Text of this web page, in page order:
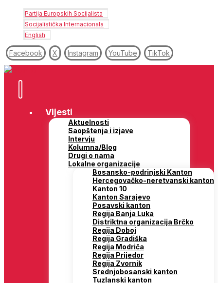
Partija Europskih Socijalista
Socijalistička Internacionala
English
Facebook X Instagram YouTube TikTok
Vijesti
Aktuelnosti
Saopštenja i izjave
Intervju
Kolumna/Blog
Drugi o nama
Lokalne organizacije
Bosansko-podrinjski Kanton
Hercegovačko-neretvanski kanton
Kanton 10
Kanton Sarajevo
Posavski kanton
Regija Banja Luka
Distriktna organizacija Brčko
Regija Doboj
Regija Gradiška
Regija Modriča
Regija Prijedor
Regija Zvornik
Srednjobosanski kanton
Tuzlanski kanton